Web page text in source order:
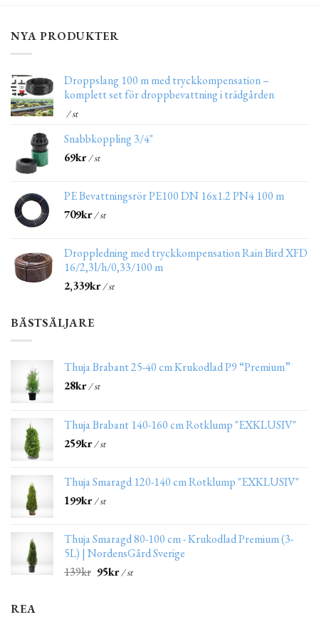
NYA PRODUKTER
Droppslang 100 m med tryckkompensation –
komplett set för droppbevattning i trädgården
/ st
Snabbkoppling 3/4"
69kr/ st
PE Bevattningsrör PE100 DN 16x1.2 PN4 100 m
709kr/ st
Droppledning med tryckkompensation Rain Bird XFD
16/2,3l/h/0,33/100 m
2,339kr/ st
BÄSTSÄLJARE
Thuja Brabant 25-40 cm Krukodlad P9 “Premium”
28kr/ st
Thuja Brabant 140-160 cm Rotklump "EXKLUSIV"
259kr/ st
Thuja Smaragd 120-140 cm Rotklump "EXKLUSIV"
199kr/ st
Thuja Smaragd 80-100 cm - Krukodlad Premium (3-
5L) | NordensGård Sverige
139kr 95kr/ st
REA